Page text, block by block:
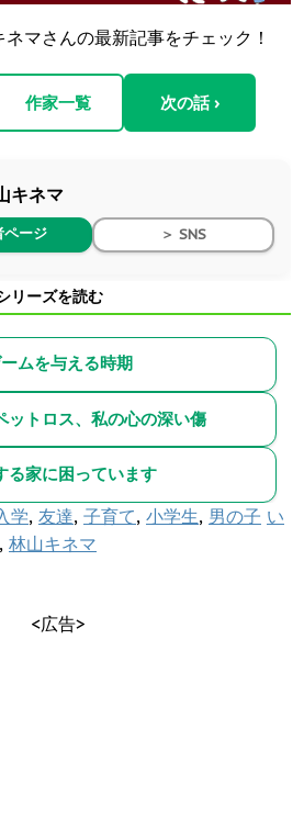
ネマさんの最新記事をチェック！
作家一覧 次の話 ›
キネマ
ページ ＞ SNS
リーズを読む
ムを与える時期
ットロス、私の心の深い傷
る家に困っています
学, 友達, 子育て, 小学生, 男の子 い
, 林山キネマ
<広告>